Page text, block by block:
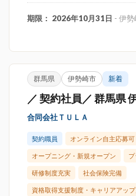
期限： 2026年10月31日 - 伊
群馬県 伊勢崎市 新着
／ 契約社員／ 群馬県
合同会社ＴＵＬＡ
契約職員 オンライン自主応募可
オープニング・新規オープン
研修制度充実 社会保険完備
資格取得支援制度・キャリアアッ